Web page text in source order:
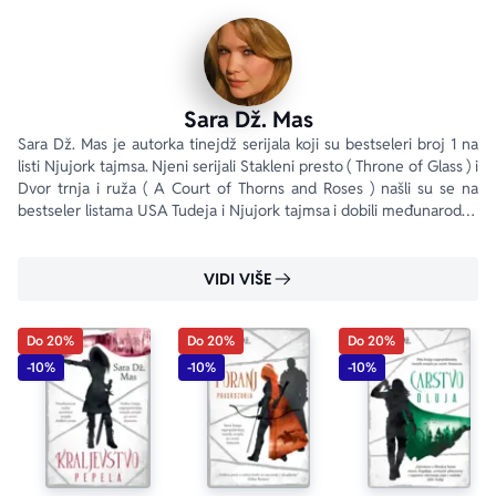
Sara Dž. Mas
Sara Dž. Mas je autorka tinejdž serijala koji su bestseleri broj 1 na
listi Njujork tajmsa. Njeni serijali Stakleni presto ( Throne of Glass ) i
Dvor trnja i ruža ( A Court of Thorns and Roses ) našli su se na
bestseler listama USA Tudeja i Njujork tajmsa i dobili međunarodna
VIDI VIŠE
Do 20%
-10%
Do 20%
-10%
Do 20%
-10%